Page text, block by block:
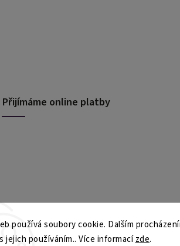
používá soubory cookie. Dalším
jejich používáním.. Více informacízde.
Přijímáme online platby